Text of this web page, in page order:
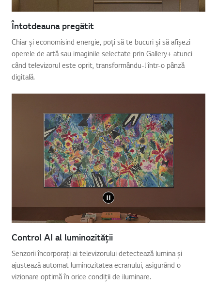
Întotdeauna pregătit
Chiar și economisind energie, poți să te bucuri și să afișezi
operele de artă sau imaginile selectate prin Gallery+ atunci
când televizorul este oprit, transformându-l într-o pânză
digitală.
Control AI al luminozității
Senzorii încorporați ai televizorului detectează lumina și
ajustează automat luminozitatea ecranului, asigurând o
vizionare optimă în orice condiții de iluminare.